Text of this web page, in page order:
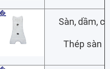
Sàn, dầm,
Thép sàn